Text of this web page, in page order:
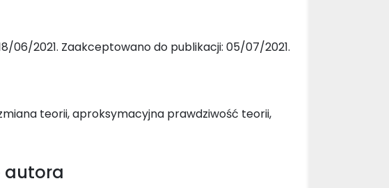
06/2021. Zaakceptowano do publikacji: 05/07/2021.
teorii, aproksymacyjna prawdziwość teorii,
autora